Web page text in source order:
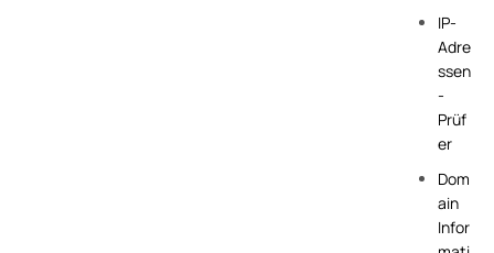
IP-
Adre
ssen
-
Prüf
er
Dom
ain
Infor